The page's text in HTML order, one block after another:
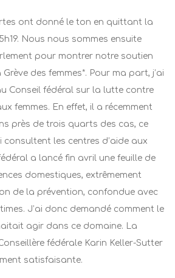
ont donné le ton en quittant la
Nous nous sommes ensuite
pour montrer notre soutien
des femmes*. Pour ma part, j’ai
Conseil fédéral sur la lutte contre
femmes. En effet, il a récemment
près de trois quarts des cas, ce
consultent les centres d’aide aux
a lancé fin avril une feuille de
domestiques, extrêmement
de la prévention, confondue avec
J’ai donc demandé comment le
agir dans ce domaine. La
fédérale Karin Keller-Sutter
satisfaisante.